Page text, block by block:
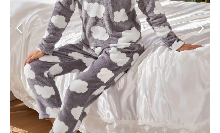
Outlet